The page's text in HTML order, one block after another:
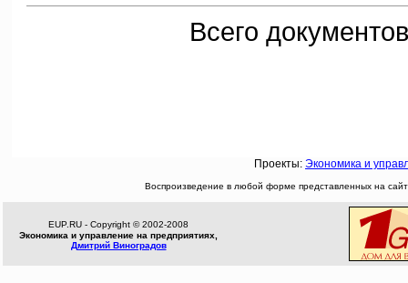
Всего
Проекты: Экономика и
Воспроизведение в любой форме представленных на
EUP.RU - Copyright © 2002-2008
Экономика и управление на предприятиях,
Дмитрий Виноградов